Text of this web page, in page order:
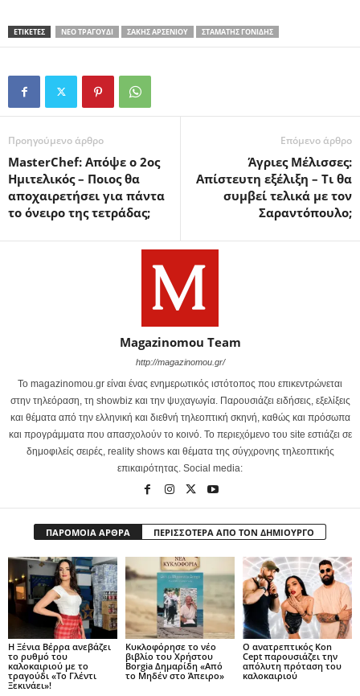
ΕΤΙΚΕΤΕΣ ΝΈΟ ΤΡΑΓΟΎΔΙ ΣΆΚΗΣ ΑΡΣΕΝΊΟΥ ΣΤΑΜΆΤΗΣ ΓΟΝΊΔΗΣ
Προηγούμενο άρθρο
MasterChef: Απόψε ο 2ος
Ημιτελικός – Ποιος θα
αποχαιρετήσει για πάντα
το όνειρο της τετράδας;
Επόμενο άρθρο
Άγριες Μέλισσες:
Απίστευτη εξέλιξη – Τι θα
συμβεί τελικά με τον
Σαραντόπουλο;
Magazinomou Team
http://magazinomou.gr/
Το magazinomou.gr είναι ένας ενημερωτικός ιστότοπος που επικεντρώνεται
στην τηλεόραση, τη showbiz και την ψυχαγωγία. Παρουσιάζει ειδήσεις, εξελίξεις
και θέματα από την ελληνική και διεθνή τηλεοπτική σκηνή, καθώς και πρόσωπα
και προγράμματα που απασχολούν το κοινό. Το περιεχόμενο του site εστιάζει σε
δημοφιλείς σειρές, reality shows και θέματα της σύγχρονης τηλεοπτικής
επικαιρότητας. Social media:
ΠΑΡΟΜΟΙΑ ΑΡΘΡΑ ΠΕΡΙΣΣΟΤΕΡΑ ΑΠΟ ΤΟΝ ΔΗΜΙΟΥΡΓΟ
Η Ξένια Βέρρα ανεβάζει
το ρυθμό του
καλοκαιριού με το
τραγούδι «Το Γλέντι
Ξεκινάει»!
Κυκλοφόρησε το νέο
βιβλίο του Χρήστου
Borgia Δημαρίδη «Από
το Μηδέν στο Άπειρο»
Ο ανατρεπτικός Kon
Cept παρουσιάζει την
απόλυτη πρόταση του
καλοκαιριού